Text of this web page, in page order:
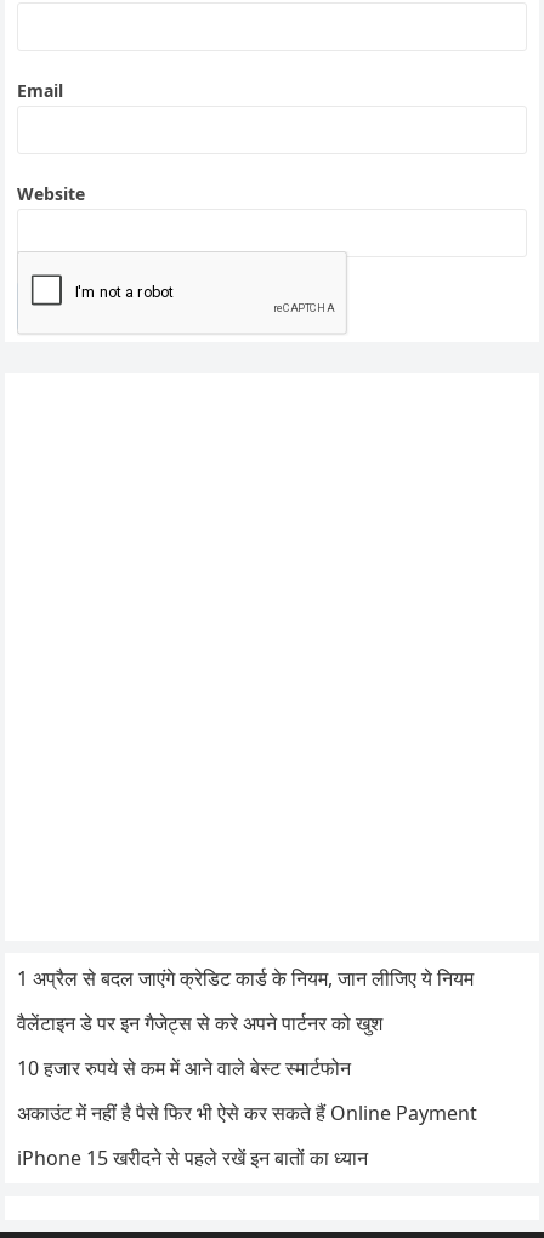
Email
Website
1 अप्रैल से बदल जाएंगे क्रेडिट कार्ड के नियम, जान लीजिए ये नियम
वैलेंटाइन डे पर इन गैजेट्स से करे अपने पार्टनर को खुश
10 हजार रुपये से कम में आने वाले बेस्ट स्मार्टफोन
अकाउंट में नहीं है पैसे फिर भी ऐसे कर सकते हैं Online Payment
iPhone 15 खरीदने से पहले रखें इन बातों का ध्यान